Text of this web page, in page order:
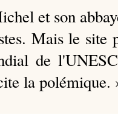
et son
Mais le site
de
la polémique.